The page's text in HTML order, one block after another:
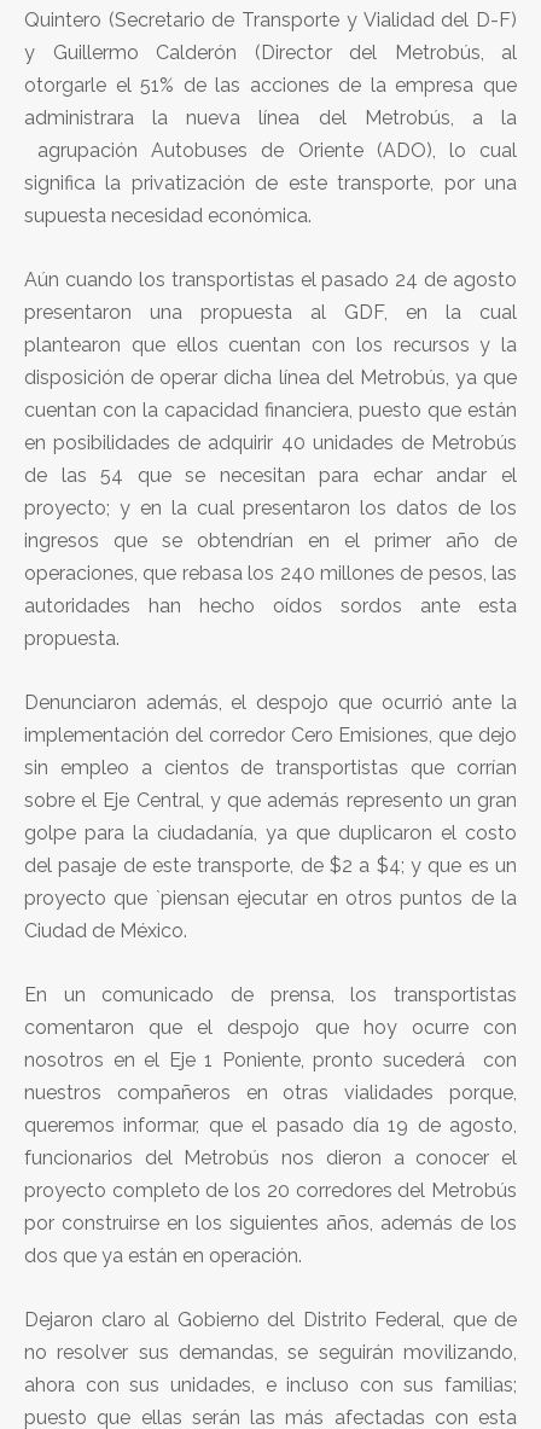
Quintero (Secretario de Transporte y Vialidad del D-F)
y Guillermo Calderón (Director del Metrobús, al
otorgarle el 51% de las acciones de la empresa que
administrara la nueva línea del Metrobús, a la
agrupación Autobuses de Oriente (ADO), lo cual
significa la privatización de este transporte, por una
supuesta necesidad económica.
Aún cuando los transportistas el pasado 24 de agosto
presentaron una propuesta al GDF, en la cual
plantearon que ellos cuentan con los recursos y la
disposición de operar dicha línea del Metrobús, ya que
cuentan con la capacidad financiera, puesto que están
en posibilidades de adquirir 40 unidades de Metrobús
de las 54 que se necesitan para echar andar el
proyecto; y en la cual presentaron los datos de los
ingresos que se obtendrían en el primer año de
operaciones, que rebasa los 240 millones de pesos, las
autoridades han hecho oídos sordos ante esta
propuesta.
Denunciaron además, el despojo que ocurrió ante la
implementación del corredor Cero Emisiones, que dejo
sin empleo a cientos de transportistas que corrían
sobre el Eje Central, y que además represento un gran
golpe para la ciudadanía, ya que duplicaron el costo
del pasaje de este transporte, de $2 a $4; y que es un
proyecto que `piensan ejecutar en otros puntos de la
Ciudad de México.
En un comunicado de prensa, los transportistas
comentaron que el despojo que hoy ocurre con
nosotros en el Eje 1 Poniente, pronto sucederá con
nuestros compañeros en otras vialidades porque,
queremos informar, que el pasado día 19 de agosto,
funcionarios del Metrobús nos dieron a conocer el
proyecto completo de los 20 corredores del Metrobús
por construirse en los siguientes años, además de los
dos que ya están en operación.
Dejaron claro al Gobierno del Distrito Federal, que de
no resolver sus demandas, se seguirán movilizando,
ahora con sus unidades, e incluso con sus familias;
puesto que ellas serán las más afectadas con esta